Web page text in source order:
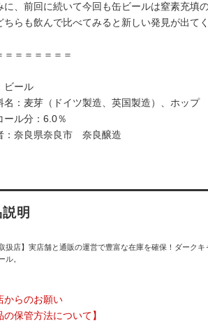
に、前回に続いて今回も缶ビールは窒素充填
ちらも飲んで比べてみると新しい発見が出て
＝＝＝＝＝＝＝
ビール
名：麦芽（ドイツ製造、英国製造）、ホップ
ール分：6.0％
：奈良県奈良市 奈良醸造
明
取扱店】実店舗と通販の運営で豊富な在庫を確保！ダークキ
ル。
らのお願い
の保管方法について】